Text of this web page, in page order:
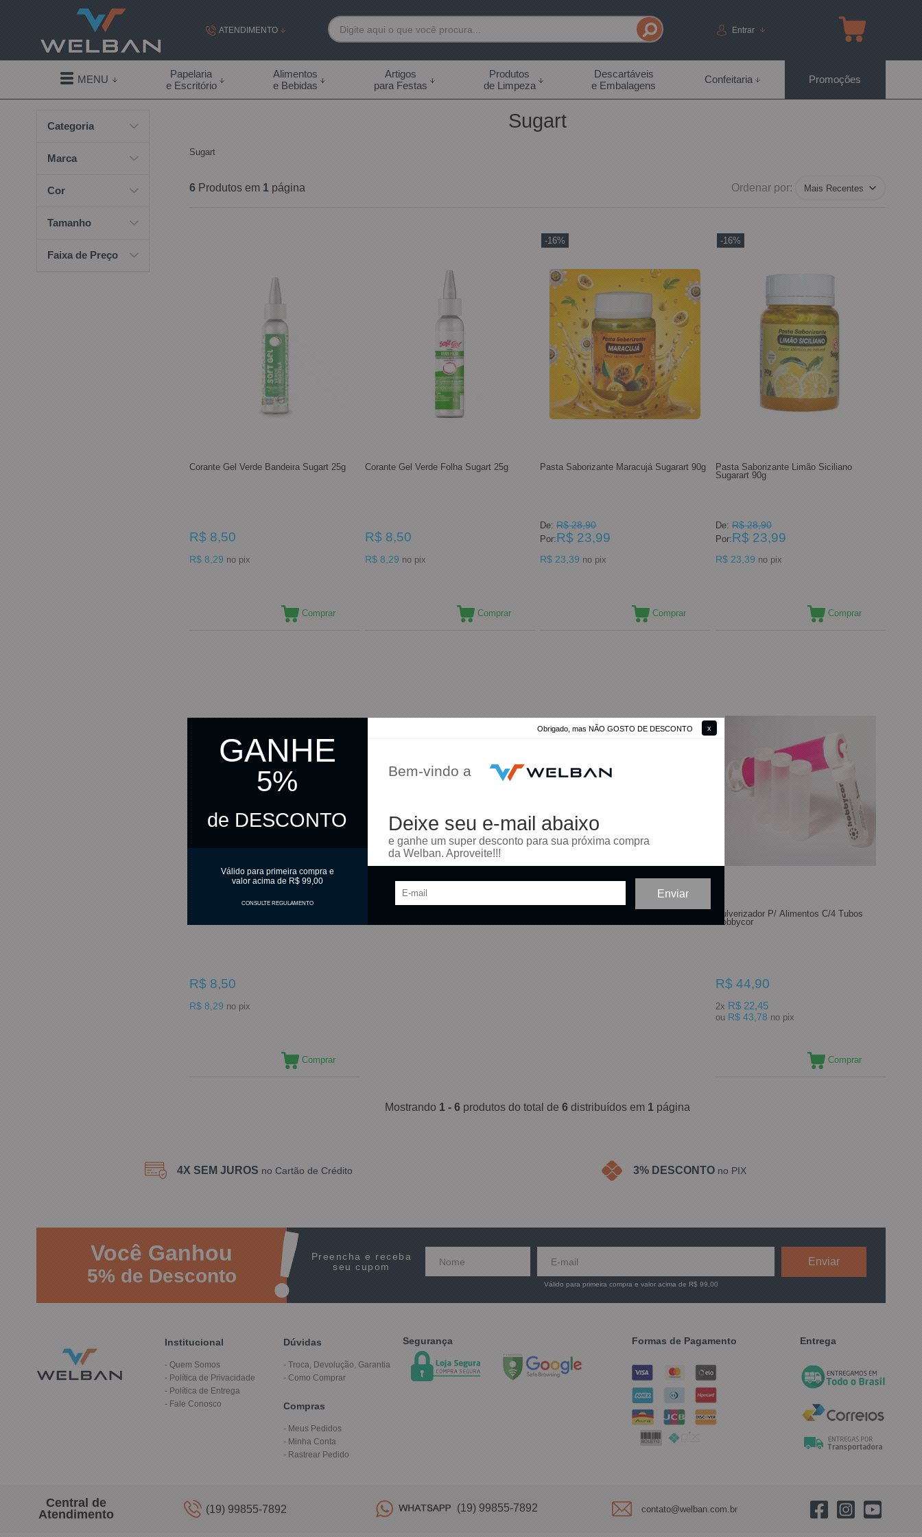
Obrigado, mas NÃO GOSTO DE DESCONTO
GANHE
5%
de DESCONTO
Válido para primeira compra e
valor acima de R$ 99,00
CONSULTE REGULAMENTO
Bem-vindo a
Deixe seu e-mail abaixo
e ganhe um super desconto para sua próxima compra
da Welban. Aproveite!!!
ATENDIMENTO
(19) 99855-7892
(19) 99855-7892
contato@welban.com.br
Segunda à sexta - 08:30h às 18:00h Sábados -
09:00h às 14:00h
Entrar
MENU
Papelaria
e Escritório
Alimentos
e Bebidas
Artigos
para Festas
Produtos
de Limpeza
Descartáveis
e Embalagens
Confeitaria Promoções
Categoria
Marca
Cor
Tamanho
Faixa de Preço
Sugart
Sugart
6 Produtos em 1 página Ordenar por:
Corante Gel Verde Bandeira Sugart 25g
R$ 8,50
R$ 8,29 no pix
Comprar
Corante Gel Verde Folha Sugart 25g
R$ 8,50
R$ 8,29 no pix
Comprar
-16%
Pasta Saborizante Maracujá Sugarart 90g
De: R$ 28,90
Por:R$ 23,99
R$ 23,39 no pix
Comprar
-16%
Pasta Saborizante Limão Siciliano
Sugarart 90g
De: R$ 28,90
Por:R$ 23,99
R$ 23,39 no pix
Comprar
R$ 8,50
R$ 8,29 no pix
Comprar
Pulverizador P/ Alimentos C/4 Tubos
Hobbycor
R$ 44,90
2x R$ 22,45
ou R$ 43,78 no pix
Comprar
Mostrando1 - 6produtos do total de6distribuídos em1página
4X SEM JUROS no Cartão de Crédito 3% DESCONTO no PIX
VocêGanhou
5%de Desconto
Preencha e receba
seu cupom
Válido para primeira compra e valor acima de R$ 99,00
Institucional
Quem Somos
Política de Privacidade
Política de Entrega
Fale Conosco
Dúvidas
Troca, Devolução, Garantia
Como Comprar
Compras
Meus Pedidos
Minha Conta
Rastrear Pedido
Segurança Formas de Pagamento Entrega
Central de
Atendimento
(19) 99855-7892 (19) 99855-7892 contato@welban.com.br